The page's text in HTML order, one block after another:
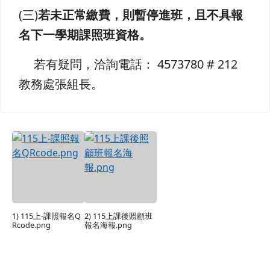
(三)若未正常繳費，則暫停進班，且不具報
名下一學期課照班資格。
若有疑問，洽詢電話： 4573780 # 212
教務處張組長。
1) 115上-課照報名Q
Rcode.png
2) 115上課後照顧班
報名海報.png